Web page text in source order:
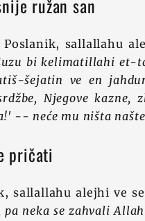
ružan san
sallallahu
bi kelimatillahi et-
šejatin ve en
Njegove kazne,
-- neće mu ništa
pričati
sallallahu alejhi ve
neka se zahvali